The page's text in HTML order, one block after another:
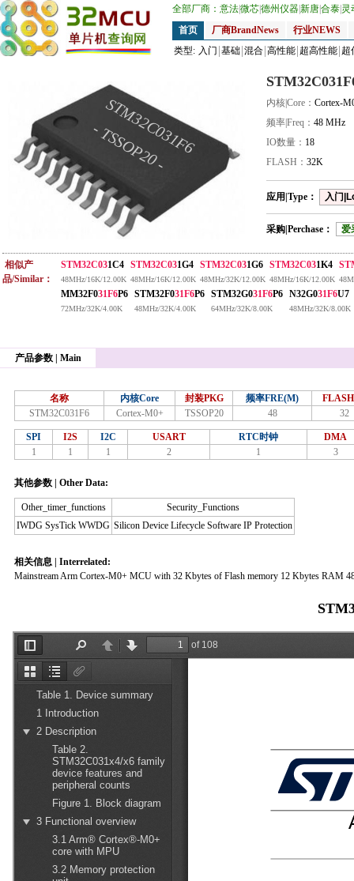
全部厂商： 意法微芯德州仪器新唐合泰 灵
首页
厂商BrandNews
行业NEWS
类型: 入门 基础 混合 高性能 超高性能 超
STM32C031F6
- TSSOP20 -
内核|Core： Cortex-
频率|Freq： 48 MHz
IO数量： 18
FLASH： 32K
应用|Type： 入门
采购|Perchase： 爱
相似产
品/Similar：
STM32C031C4
48MHz/16K/12.00K
STM32C031G4
48MHz/16K/12.00K
STM32C031G6
48MHz/32K/12.00K
STM32C031K4
48MHz/16K/12.00K
MM32F031F6P6
72MHz/32K/4.00K
STM32F031F6P6
48MHz/32K/4.00K
STM32G031F6P6
64MHz/32K/8.00K
N32G031F6U7
48MHz/32K/8.00K
产品参数 | Main
名称 内核Core 封装PKG 频率FRE(M)
STM32C031F6
Cortex-M0+ TSSOP20 48 32
SPI I2S I2C USART RTC时钟
DMA
1
1 1 2 1 3
其他参数 | Other Data:
Other_timer_functions
Security_Functions
IWDG SysTick WWDG Silicon Device Lifecycle Software IP Protection
相关信息 | Interrelated:
Mainstream Arm Cortex-M0+ MCU with 32 Kbytes of Flash memory 12 Kbytes RAM